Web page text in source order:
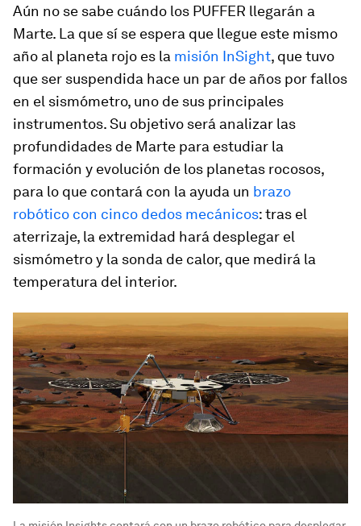
Aún no se sabe cuándo los PUFFER llegarán a
Marte. La que sí se espera que llegue este mismo
año al planeta rojo es la misión InSight, que tuvo
que ser suspendida hace un par de años por fallos
en el sismómetro, uno de sus principales
instrumentos. Su objetivo será analizar las
profundidades de Marte para estudiar la
formación y evolución de los planetas rocosos,
para lo que contará con la ayuda un brazo
robótico con cinco dedos mecánicos: tras el
aterrizaje, la extremidad hará desplegar el
sismómetro y la sonda de calor, que medirá la
temperatura del interior.